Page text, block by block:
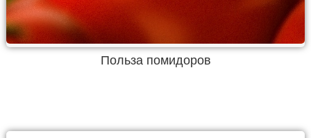
Польза помидоров